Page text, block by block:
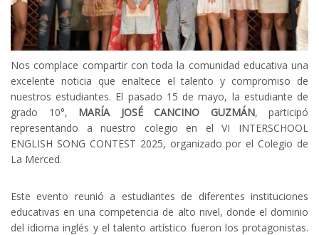
Nos complace compartir con toda la comunidad educativa una
excelente noticia que enaltece el talento y compromiso de
nuestros estudiantes. El pasado 15 de mayo, la estudiante de
grado 10°, MARÍA JOSÉ CANCINO GUZMÁN, participó
representando a nuestro colegio en el VI INTERSCHOOL
ENGLISH SONG CONTEST 2025, organizado por el Colegio de
La Merced.
Este evento reunió a estudiantes de diferentes instituciones
educativas en una competencia de alto nivel, donde el dominio
del idioma inglés y el talento artístico fueron los protagonistas.